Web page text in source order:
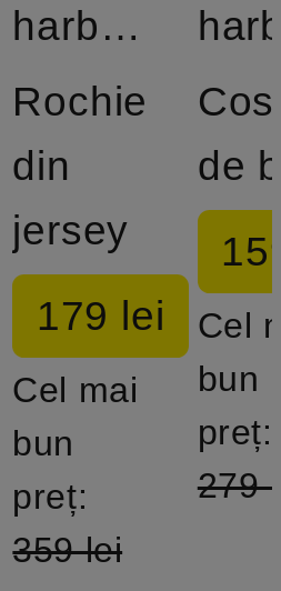
harbour
Rochie
din
jersey
179 lei
Cel mai
bun
preț:
359 lei
de
Cel
bun
preț:
279